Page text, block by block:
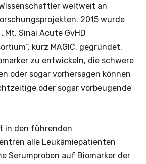
weltweit an
2015 wurde
Sinai Acute GvHD
kurz MAGIC, gegründet,
zu entwickeln, die schwere
oder sogar vorhersagen können
oder sogar vorbeugende
in den führenden
alle Leukämiepatienten
Serumproben auf Biomarker der